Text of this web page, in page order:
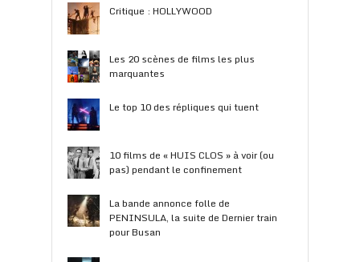
Critique : HOLLYWOOD
Les 20 scènes de films les plus
marquantes
Le top 10 des répliques qui tuent
10 films de « HUIS CLOS » à voir (ou
pas) pendant le confinement
La bande annonce folle de
PENINSULA, la suite de Dernier train
pour Busan